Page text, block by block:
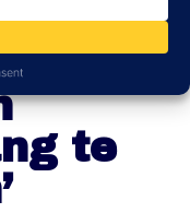
of
te